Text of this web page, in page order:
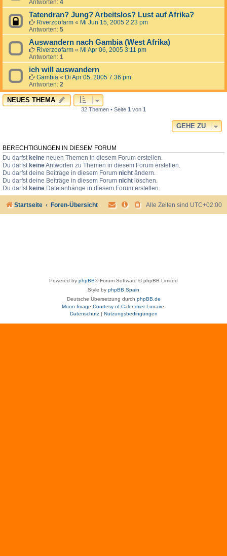
Antworten: 4
Tatendran? Jung? Arbeitslos? Lust auf Afrika?
Riverzoofarm « Mi Jun 15, 2005 2:23 pm
Antworten: 5
Auswandern nach Gambia (West Afrika)
Riverzoofarm « Mi Apr 06, 2005 3:11 pm
Antworten: 1
ich will auswandern
Gambia « Di Apr 05, 2005 7:36 pm
Antworten: 2
NEUES THEMA
32 Themen • Seite 1 von 1
GEHE ZU
BERECHTIGUNGEN IN DIESEM FORUM
Du darfst keine neuen Themen in diesem Forum erstellen.
Du darfst keineAntworten zu Themen in diesem Forum erstellen.
Du darfst deine Beiträge in diesem Forum nicht ändern.
Du darfst deine Beiträge in diesem Forum nicht löschen.
Du darfst keine Dateianhänge in diesem Forum erstellen.
Startseite Foren-Übersicht Alle Zeiten sind UTC+02:00
Powered by phpBB® Forum Software © phpBB Limited
Style by phpBB Spain
Deutsche Übersetzung durch phpBB.de
Moon Image Courtesy of Calendrier Lunaire.
Datenschutz| Nutzungsbedingungen